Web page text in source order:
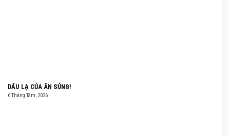
DẤU LẠ CỦA ÂN SỦNG!
6 Tháng Tám, 2026